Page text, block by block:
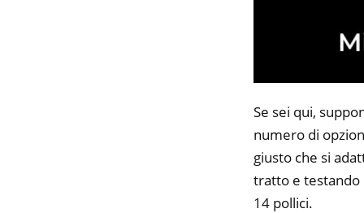
Se sei qui,
numero di
giusto che si
tratto e testando
14 pollici.